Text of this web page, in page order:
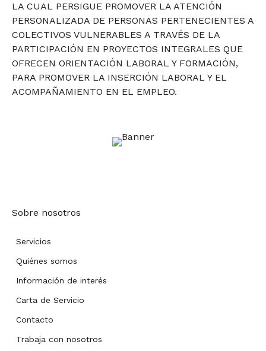
LA CUAL PERSIGUE PROMOVER LA ATENCIÓN
PERSONALIZADA DE PERSONAS PERTENECIENTES A
COLECTIVOS VULNERABLES A TRAVÉS DE LA
PARTICIPACIÓN EN PROYECTOS INTEGRALES QUE
OFRECEN ORIENTACIÓN LABORAL Y FORMACIÓN,
PARA PROMOVER LA INSERCIÓN LABORAL Y EL
ACOMPAÑAMIENTO EN EL EMPLEO.
Sobre nosotros
Servicios
Quiénes somos
Información de interés
Carta de Servicio
Contacto
Trabaja con nosotros